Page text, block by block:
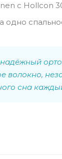
с Hollcon
одно
волокно,
сна